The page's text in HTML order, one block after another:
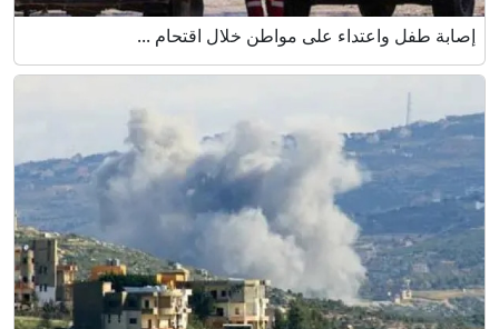
إصابة طفل واعتداء على مواطن خلال اقتحام ...